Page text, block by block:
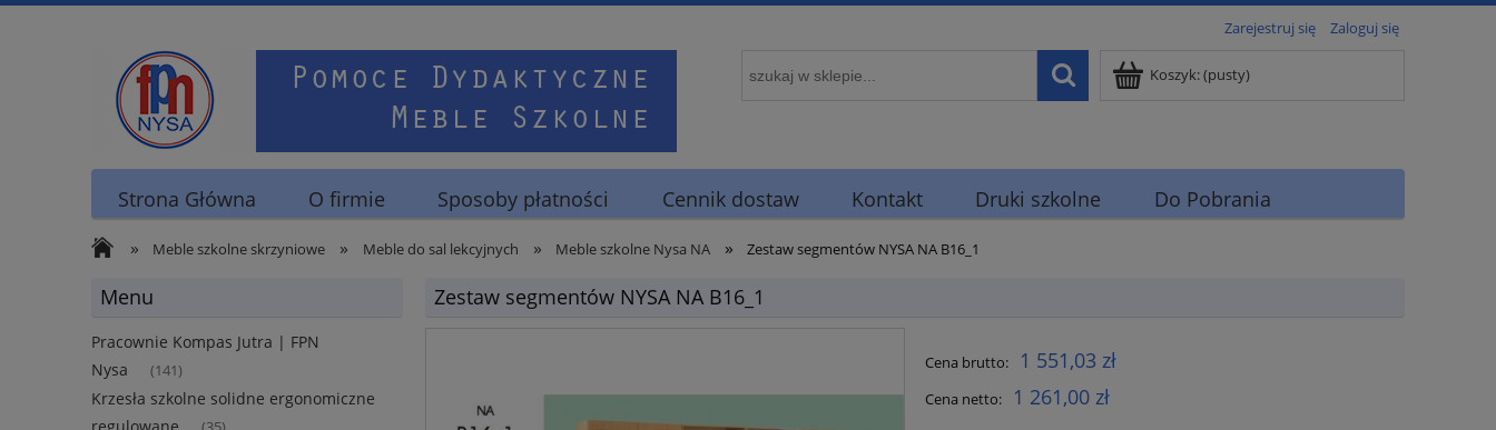
Zarejestruj się Zaloguj się
Koszyk:(pusty)
Strona Główna O firmie Sposoby płatności Cennik dostaw Kontakt Druki szkolne Do Pobrania
» Meble szkolne skrzyniowe » Meble do sal lekcyjnych » Meble szkolne Nysa NA » Zestaw segmentów NYSA NA B16_1
Menu
Pracownie Kompas Jutra | FPN
Nysa
(141)
Krzesła szkolne solidne ergonomiczne
Zestaw segmentów NYSA NA B16_1
Cena brutto: 1 551,03 zł
Cena netto: 1 261,00 zł